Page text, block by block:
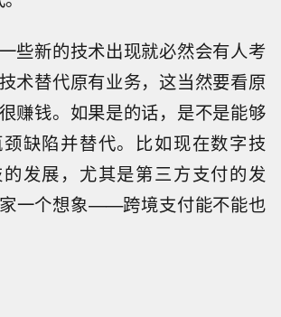
些新的技术出现就必然会有人考
术替代原有业务，这当然要看原
赚钱。如果是的话，是不是能够
缺陷并替代。比如现在数字技
发展，尤其是第三方支付的发
一个想象——跨境支付能不能也